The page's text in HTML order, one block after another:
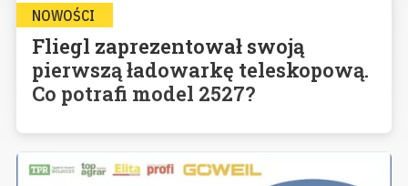
NOWOŚCI
Fliegl zaprezentował swoją
pierwszą ładowarkę teleskopową.
Co potrafi model 2527?